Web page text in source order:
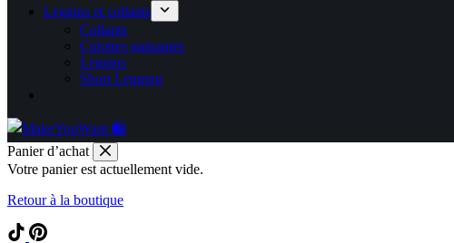
Leggins et collants
Collants
Culottes gainantes
Leggins
Short Legging
Panier d’achat
Votre panier est actuellement vide.
Retour à la boutique